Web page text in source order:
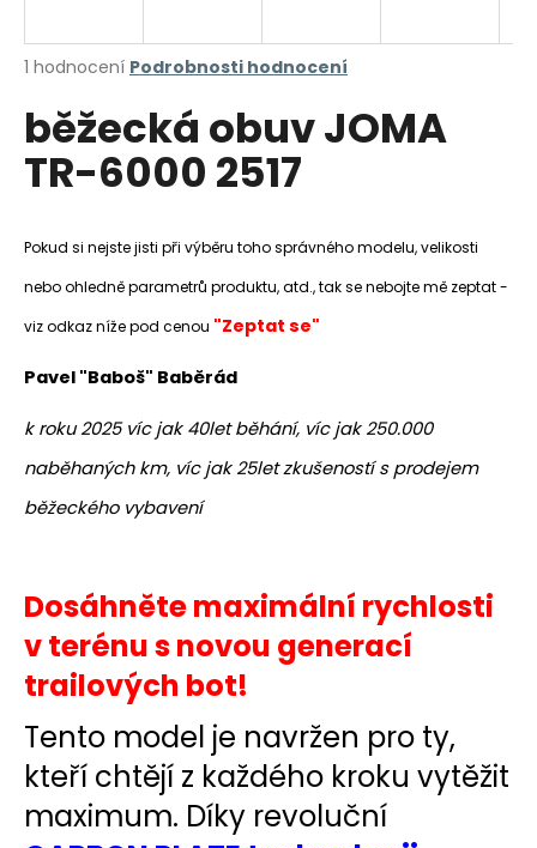
Průměrné
produktu
je
5,0
1 hodnocení Podrobnosti hodnocení
běžecká obuv JOMA
TR-6000 2517
Pokud si nejste jisti při výběru toho správného modelu, velikosti
nebo ohledně parametrů produktu, atd., tak se nebojte mě zeptat -
viz odkaz níže pod cenou "Zeptat se"
Pavel "Baboš" Baběrád
k roku 2025 víc jak 40let běhání, víc jak 250.000
naběhaných km, víc jak 25let zkušeností s prodejem
běžeckého vybavení
Dosáhněte maximální rychlosti
v terénu s novou generací
trailových bot!
Tento model je navržen pro ty,
kteří chtějí z každého kroku vytěžit
maximum. Díky revoluční
j
t
?
HLEDAT
D
p
o
u
j
e
m
e
BĚŽECKÁ
BUNDA
RONHILL
STRIDE
SUNDOWN